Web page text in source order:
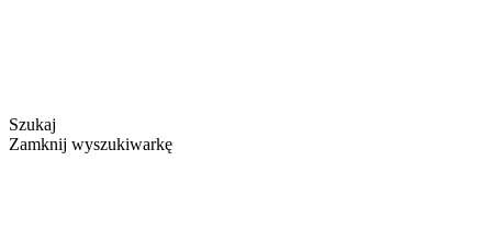
Szukaj
Zamknij wyszukiwarkę